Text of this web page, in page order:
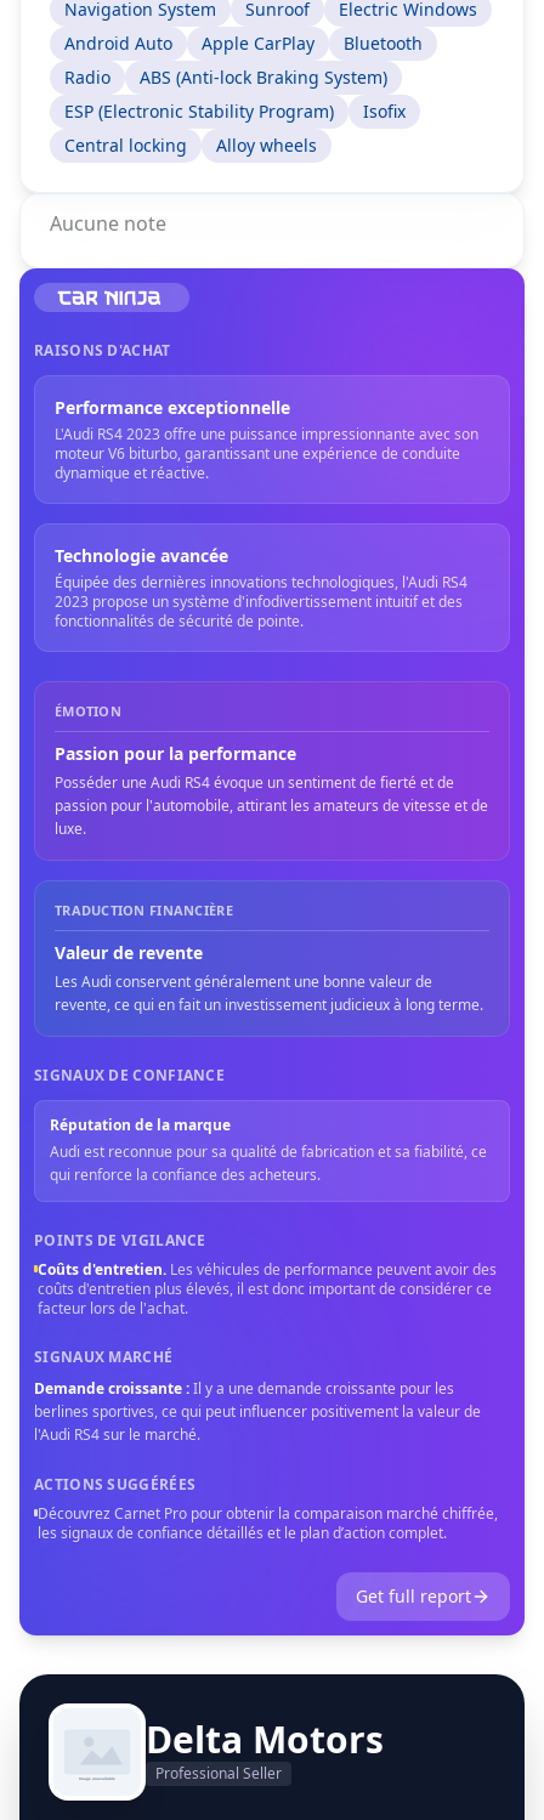
Navigation System Sunroof
Electric Windows
Android Auto
Apple CarPlay
Bluetooth
Radio
ABS (Anti-lock Braking System)
ESP (Electronic Stability Program)
Isofix
Central locking
Alloy wheels
Aucune note
RAISONS D'ACHAT
Performance exceptionnelle
L'Audi RS4 2023 offre une puissance impressionnante avec son
moteur V6 biturbo, garantissant une expérience de conduite
dynamique et réactive.
Technologie avancée
Équipée des dernières innovations technologiques, l'Audi RS4
2023 propose un système d'infodivertissement intuitif et des
fonctionnalités de sécurité de pointe.
ÉMOTION
Passion pour la performance
Posséder une Audi RS4 évoque un sentiment de fierté et de
passion pour l'automobile, attirant les amateurs de vitesse et de
luxe.
TRADUCTION FINANCIÈRE
Valeur de revente
Les Audi conservent généralement une bonne valeur de
revente, ce qui en fait un investissement judicieux à long terme.
SIGNAUX DE CONFIANCE
Réputation de la marque
Audi est reconnue pour sa qualité de fabrication et sa fiabilité, ce
qui renforce la confiance des acheteurs.
POINTS DE VIGILANCE
Coûts d'entretien. Les véhicules de performance peuvent avoir des
coûts d'entretien plus élevés, il est donc important de considérer ce
facteur lors de l'achat.
SIGNAUX MARCHÉ
Demande croissante:Il y a une demande croissante pour les
berlines sportives, ce qui peut influencer positivement la valeur de
l'Audi RS4 sur le marché.
ACTIONS SUGGÉRÉES
Découvrez Carnet Pro pour obtenir la comparaison marché chiffrée,
les signaux de confiance détaillés et le plan d’action complet.
Get full report
Delta Motors
Professional Seller